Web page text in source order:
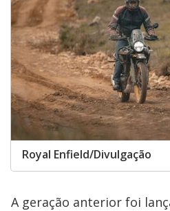
Royal Enfield/Divulgação
A geração anterior foi